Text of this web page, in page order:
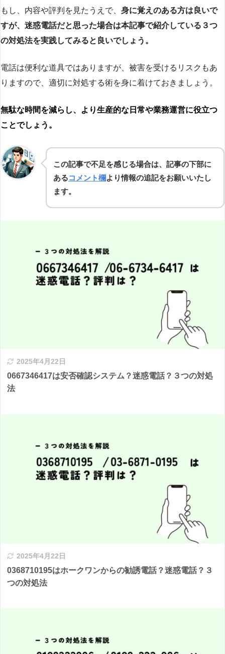
もし、内容や評判を見たうえで、 身に覚えのある方は良いで
すが、迷惑電話だと思った場合は本記事で紹介している３つ
の対処法を実践してみると良いでしょう。
電話は便利な道具ではありますが、被害を受けるリスクもあ
りますので、適切に対処する術を身に着けておきましょう。
無駄な時間を減らし、より生産的な日常や業務運営に役立つ
ことでしょう。
この記事で不足を感じる場合は、記事の下部に
あるコメント欄より情報の追記をお願いいたし
ます。
2025年4月22日
0667346417は安否確認システム？迷惑電話？３つの対処
法
2025年4月22日
0368710195はホークワンからの勧誘電話？迷惑電話？３
つの対処法